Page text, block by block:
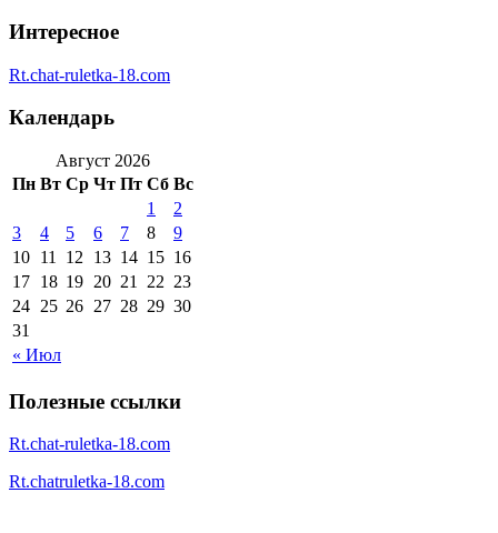
Интересное
Rt.chat-ruletka-18.com
Календарь
Август 2026
Пн Вт Ср Чт Пт Сб Вс
« Июл
1
2
3
4 5 6 7 8
9
10 11 12 13 14 15 16
17 18 19 20 21 22 23
24 25 26 27 28 29 30
31
Полезные ссылки
Rt.chat-ruletka-18.com
Rt.chatruletka-18.com